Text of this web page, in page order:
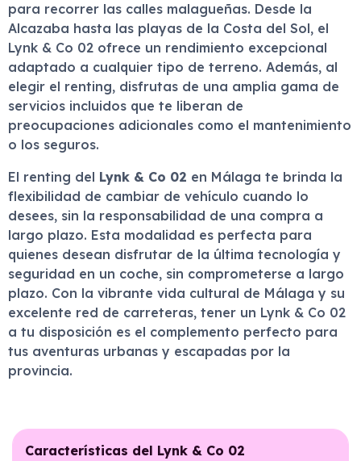
para recorrer las calles malagueñas. Desde la
Alcazaba hasta las playas de la Costa del Sol, el
Lynk & Co 02 ofrece un rendimiento excepcional
adaptado a cualquier tipo de terreno. Además, al
elegir el renting, disfrutas de una amplia gama de
servicios incluidos que te liberan de
preocupaciones adicionales como el mantenimiento
o los seguros.
El renting del Lynk & Co 02 en Málaga te brinda la
flexibilidad de cambiar de vehículo cuando lo
desees, sin la responsabilidad de una compra a
largo plazo. Esta modalidad es perfecta para
quienes desean disfrutar de la última tecnología y
seguridad en un coche, sin comprometerse a largo
plazo. Con la vibrante vida cultural de Málaga y su
excelente red de carreteras, tener un Lynk & Co 02
a tu disposición es el complemento perfecto para
tus aventuras urbanas y escapadas por la
provincia.
Características del Lynk & Co 02